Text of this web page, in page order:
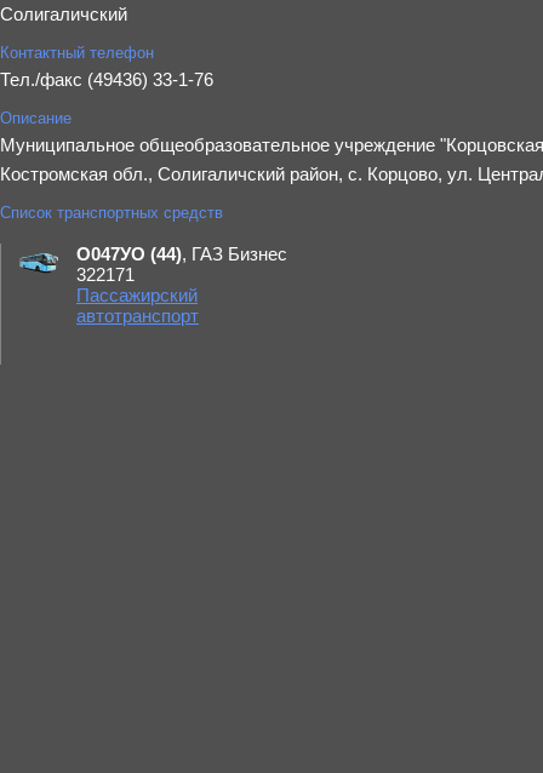
Солигаличский
Контактный телефон
Тел./факс (49436) 33-1-76
Описание
Муниципальное общеобразовательное учреждение
Костромская обл., Солигаличский район, с. Корцово, ул.
Список транспортных средств
О047УО (44), ГАЗ Бизнес
322171
Пассажирский
автотранспорт